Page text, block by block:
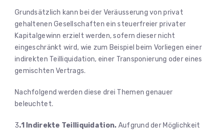
Grundsätzlich kann bei der Veräusserung von privat
gehaltenen Gesellschaften ein steuerfreier privater
Kapitalgewinn erzielt werden, sofern dieser nicht
eingeschränkt wird, wie zum Beispiel beim Vorliegen einer
indirekten Teilliquidation, einer Transponierung oder eines
gemischten Vertrags.
Nachfolgend werden diese drei Themen genauer
beleuchtet.
3.1 Indirekte Teilliquidation. Aufgrund der Möglichkeit